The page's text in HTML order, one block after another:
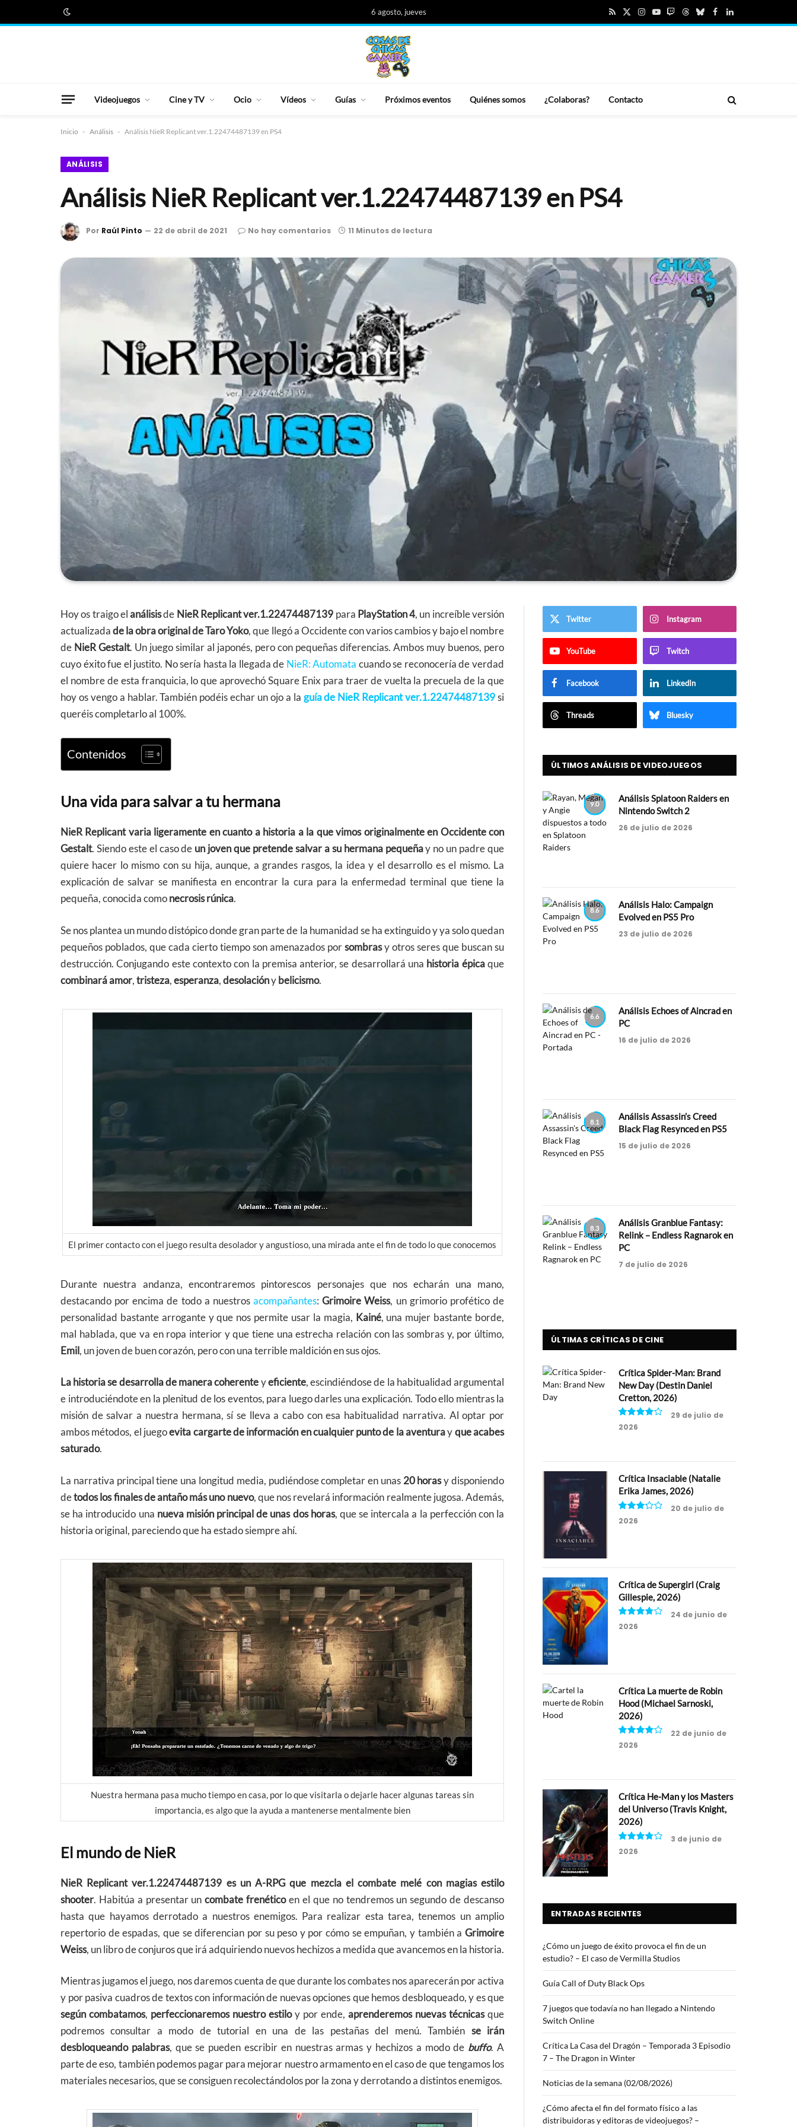
6 agosto, jueves
RSSX
Instagram
YouTube
TwitchThreadsBlueskyFacebook
LinkedIn
Videojuegos Cine y TV Ocio Vídeos Guías Próximos eventos Quiénes somos ¿Colaboras? Contacto
Inicio - Análisis - Análisis NieR Replicant ver.1.22474487139 en PS4
ANÁLISIS
Análisis NieR Replicant ver.1.22474487139 en PS4
Por Raúl Pinto 22 de abril de 2021 No hay comentarios 11 Minutos de lectura
Hoy os traigo elanálisisde NieR Replicant ver.1.22474487139 para PlayStation 4, un increíble versión
actualizadade la obra original de Taro Yoko, que llegó a Occidente con varios cambios y bajo el nombre
de NieR Gestalt. Un juego similar al japonés, pero con pequeñas diferencias. Ambos muy buenos, pero
cuyo éxito fue el justito. No sería hasta la llegada de NieR: Automata cuando se reconocería de verdad
el nombre de esta franquicia, lo que aprovechó Square Enix para traer de vuelta la precuela de la que
hoy os vengo a hablar. También podéis echar un ojo a la guía de NieR Replicant ver.1.22474487139 si
queréis completarlo al 100%.
Contenidos
Una vida para salvar a tu hermana
NieR Replicant varia ligeramente en cuanto a historia a la que vimos originalmente en Occidente con
Gestalt. Siendo este el caso de un joven que pretende salvar a su hermana pequeñay no un padre que
quiere hacer lo mismo con su hija, aunque, a grandes rasgos, la idea y el desarrollo es el mismo. La
explicación de salvar se manifiesta en encontrar la cura para la enfermedad terminal que tiene la
pequeña, conocida como necrosis rúnica.
Se nos plantea un mundo distópico donde gran parte de la humanidad se ha extinguido y ya solo quedan
pequeños poblados, que cada cierto tiempo son amenazados por sombrasy otros seres que buscan su
destrucción. Conjugando este contexto con la premisa anterior, se desarrollará una historia épicaque
combinará amor, tristeza, esperanza, desolacióny belicismo.
El primer contacto con el juego resulta desolador y angustioso, una mirada ante el fin de todo lo que conocemos
Durante nuestra andanza, encontraremos pintorescos personajes que nos echarán una mano,
destacando por encima de todo a nuestrosacompañantes:Grimoire Weiss, un grimorio profético de
personalidad bastante arrogante y que nos permite usar la magia, Kainé, una mujer bastante borde,
mal hablada, que va en ropa interior y que tiene una estrecha relación con las sombras y, por último,
Emil, un joven de buen corazón, pero con una terrible maldición en sus ojos.
La historia se desarrolla de manera coherente yeficiente, escindiéndose de la habitualidad argumental
e introduciéndote en la plenitud de los eventos, para luego darles una explicación. Todo ello mientras la
misión de salvar a nuestra hermana, sí se lleva a cabo con esa habitualidad narrativa. Al optar por
ambos métodos, el juegoevita cargarte de información en cualquier punto de la aventuray que acabes
saturado.
La narrativa principal tiene una longitud media, pudiéndose completar en unas 20 horasy disponiendo
detodos los finales de antaño más uno nuevo, que nos revelará información realmente jugosa. Además,
se ha introducido una nueva misión principal de unas dos horas, que se intercala a la perfección con la
historia original, pareciendo que ha estado siempre ahí.
Nuestra hermana pasa mucho tiempo en casa, por lo que visitarla o dejarle hacer algunas tareas sin
importancia, es algo que la ayuda a mantenerse mentalmente bien
El mundo de NieR
NieR Replicant ver.1.22474487139 es un A-RPG que mezcla el combate melé con magias estilo
shooter. Habitúa a presentar un combate frenéticoen el que no tendremos un segundo de descanso
hasta que hayamos derrotado a nuestros enemigos. Para realizar esta tarea, tenemos un amplio
repertorio de espadas, que se diferencian por su peso y por cómo se empuñan, y también a Grimoire
Weiss, un libro de conjuros que irá adquiriendo nuevos hechizos a medida que avancemos en la historia.
Mientras jugamos el juego, nos daremos cuenta de que durante los combates nos aparecerán por activa
y por pasiva cuadros de textos con información de nuevas opciones que hemos desbloqueado, y es que
según combatamos, perfeccionaremos nuestro estiloy por ende, aprenderemos nuevas técnicasque
podremos consultar a modo de tutorial en una de las pestañas del menú. También se irán
desbloqueando palabras, que se pueden escribir en nuestras armas y hechizos a modo de buffo. A
parte de eso, también podemos pagar para mejorar nuestro armamento en el caso de que tengamos los
materiales necesarios, que se consiguen recolectándolos por la zona y derrotando a distintos enemigos.
Twitter Instagram
YouTube Twitch
Facebook LinkedIn
Threads Bluesky
ÚLTIMOS ANÁLISIS DE VIDEOJUEGOS
9.0
Análisis Splatoon Raiders en
Nintendo Switch 2
26 de julio de 2026
8.6
Análisis Halo: Campaign
Evolved en PS5 Pro
23 de julio de 2026
6.6
Análisis Echoes of Aincrad en
PC
16 de julio de 2026
8.1
Análisis Assassin’s Creed
Black Flag Resynced en PS5
15 de julio de 2026
8.3
Análisis Granblue Fantasy:
Relink – Endless Ragnarok en
PC
7 de julio de 2026
ÚLTIMAS CRÍTICAS DE CINE
Crítica Spider-Man: Brand
New Day (Destin Daniel
Cretton, 2026)
8
29 de julio de
2026
Crítica Insaciable (Natalie
Erika James, 2026)
6.5
20 de julio de
2026
Crítica de Supergirl (Craig
Gillespie, 2026)
7.5
24 de junio de
2026
Crítica La muerte de Robin
Hood (Michael Sarnoski,
2026)
8
22 de junio de
2026
Crítica He-Man y los Masters
del Universo (Travis Knight,
2026)
7.5
3 de junio de
2026
ENTRADAS RECIENTES
¿Cómo un juego de éxito provoca el fin de un
estudio? – El caso de Vermilla Studios
Guía Call of Duty Black Ops
7 juegos que todavía no han llegado a Nintendo
Switch Online
Crítica La Casa del Dragón – Temporada 3 Episodio
7 – The Dragon in Winter
Noticias de la semana (02/08/2026)
¿Cómo afecta el fin del formato físico a las
distribuidoras y editoras de videojuegos? –